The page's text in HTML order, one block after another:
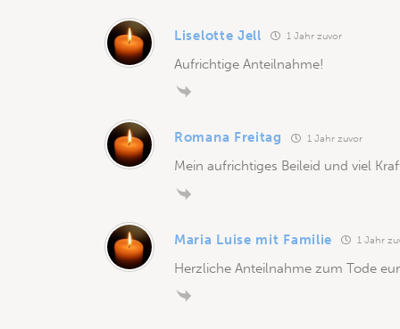
Liselotte Jell 1 Jahr zuvor
Aufrichtige Anteilnahme!
Romana Freitag 1 Jahr zuvor
Mein aufrichtiges Beileid und viel
Maria Luise mit Familie 1 Jahr
Herzliche Anteilnahme zum Tode